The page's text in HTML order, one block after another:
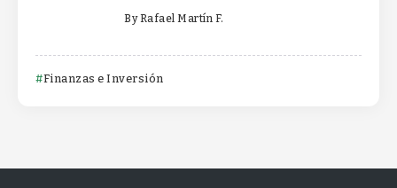
By Rafael Martín F.
Finanzas e Inversión